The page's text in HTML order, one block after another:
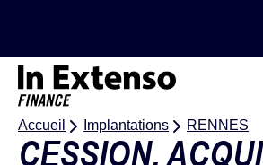
Accueil – In Extenso Finance
Accueil Implantations RENNES
CESSION,